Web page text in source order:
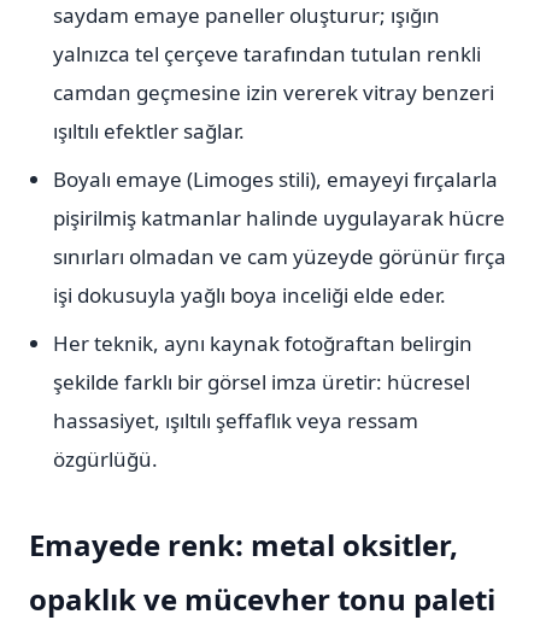
saydam emaye paneller oluşturur; ışığın
yalnızca tel çerçeve tarafından tutulan renkli
camdan geçmesine izin vererek vitray benzeri
ışıltılı efektler sağlar.
Boyalı emaye (Limoges stili), emayeyi fırçalarla
pişirilmiş katmanlar halinde uygulayarak hücre
sınırları olmadan ve cam yüzeyde görünür fırça
işi dokusuyla yağlı boya inceliği elde eder.
Her teknik, aynı kaynak fotoğraftan belirgin
şekilde farklı bir görsel imza üretir: hücresel
hassasiyet, ışıltılı şeffaflık veya ressam
özgürlüğü.
Emayede renk: metal oksitler,
opaklık ve mücevher tonu paleti